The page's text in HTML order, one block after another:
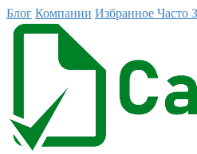
Блог Компании Избранное Часто